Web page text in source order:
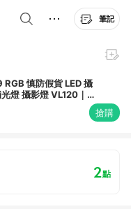
筆記
慎防假貨 LED 攝
燈 攝影燈 VL120｜
搶購
2點